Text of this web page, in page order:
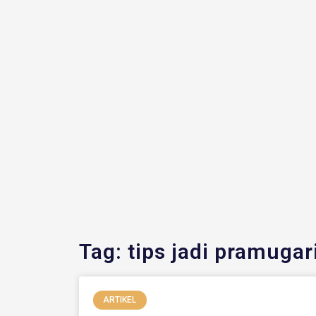
Tag: tips jadi
ARTIKEL